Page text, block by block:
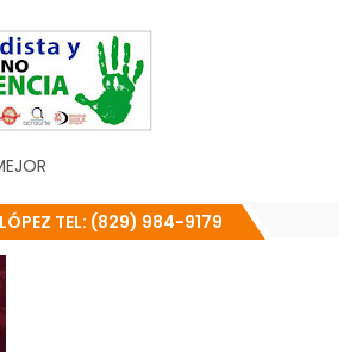
TEL: (829) 984-9179